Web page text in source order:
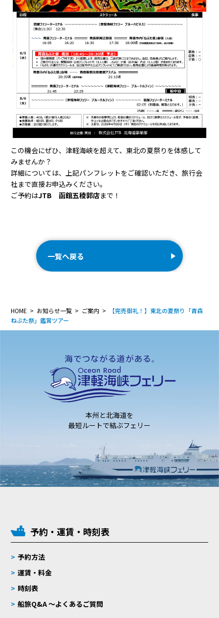
この機会にぜひ、津軽海峡を超えて、東北の夏祭りを体感して
みませんか？
詳細については、上記パンフレットをご確認いただき、旅行会
社まで直接お申込みください。
ご予約はJTB 函館五稜郭店まで！
一覧へ戻る
HOME お知らせ一覧 ご案内
【完売御礼！】東北の夏祭り「青森
ねぶた祭」鑑賞ツアー
本州と北海道を
最短ルートで結ぶフェリー
予約・運賃・時刻表
予約方法
運賃・料金
時刻表
船旅Q&A 〜よくあるご質問